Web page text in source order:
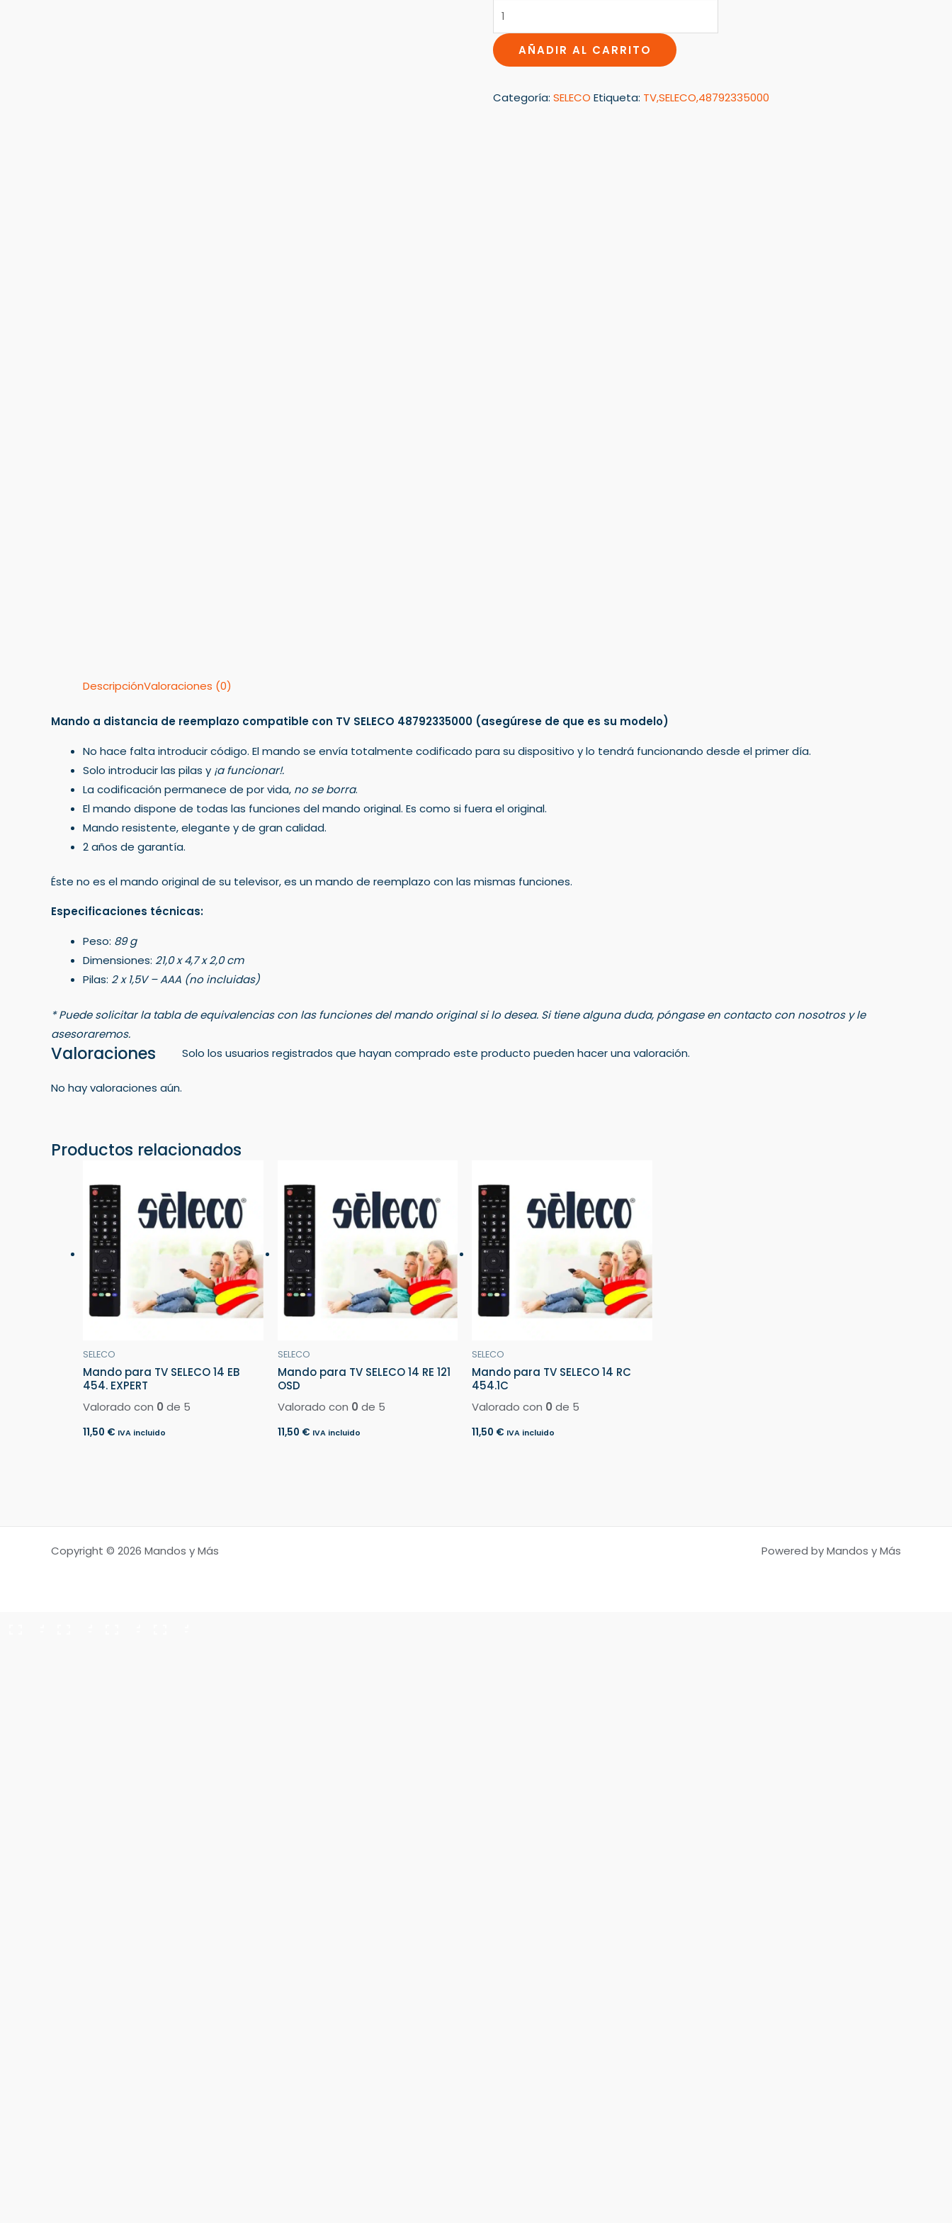
AÑADIR AL CARRITO
Categoría: SELECO Etiqueta: TV,SELECO,48792335000
DescripciónValoraciones (0)
Mando a distancia de reemplazo compatible con TV SELECO 48792335000 (asegúrese de que es su modelo)
No hace falta introducir código. El mando se envía totalmente codificado para su dispositivo y lo tendrá funcionando desde el primer día.
Solo introducir las pilas y ¡a funcionar!.
La codificación permanece de por vida, no se borra.
El mando dispone de todas las funciones del mando original. Es como si fuera el original.
Mando resistente, elegante y de gran calidad.
2 años de garantía.
Éste no es el mando original de su televisor, es un mando de reemplazo con las mismas funciones.
Especificaciones técnicas:
Peso: 89 g
Dimensiones: 21,0 x 4,7 x 2,0 cm
Pilas: 2 x 1,5V – AAA (no incluidas)
* Puede solicitar la tabla de equivalencias con las funciones del mando original si lo desea. Si tiene alguna duda, póngase en contacto con nosotros y le
asesoraremos.
Valoraciones
No hay valoraciones aún.
Solo los usuarios registrados que hayan comprado este producto pueden hacer una valoración.
Productos relacionados
SELECO
Mando para TV SELECO 14 EB
454. EXPERT
Valorado con 0 de 5
11,50 € IVA incluido
SELECO
Mando para TV SELECO 14 RE 121
OSD
Valorado con 0 de 5
11,50 € IVA incluido
SELECO
Mando para TV SELECO 14 RC
454.1C
Valorado con 0 de 5
11,50 € IVA incluido
Copyright © 2026 Mandos y Más Powered by Mandos y Más